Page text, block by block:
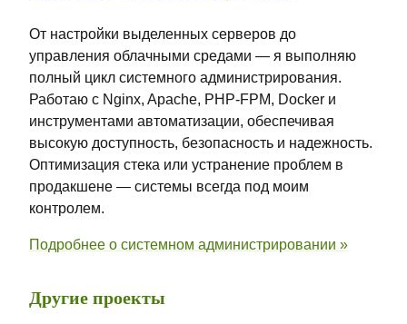
От настройки выделенных серверов до
управления облачными средами — я выполняю
полный цикл системного администрирования.
Работаю с Nginx, Apache, PHP-FPM, Docker и
инструментами автоматизации, обеспечивая
высокую доступность, безопасность и надежность.
Оптимизация стека или устранение проблем в
продакшене — системы всегда под моим
контролем.
Подробнее о системном администрировании »
Другие проекты